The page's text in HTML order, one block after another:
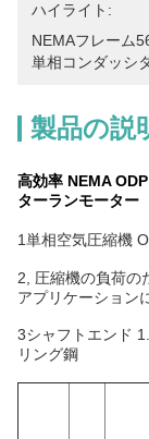
ハイライト:
NEMAフレーム
単相コンダッシ
製品の説
高効率 NEMA
ターランモーター
1単相空気圧縮機
2, 圧縮機の負荷の
アプリケーション
3シャフトエンド
リング鋼